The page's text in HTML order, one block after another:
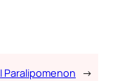
I Paralipomenon →